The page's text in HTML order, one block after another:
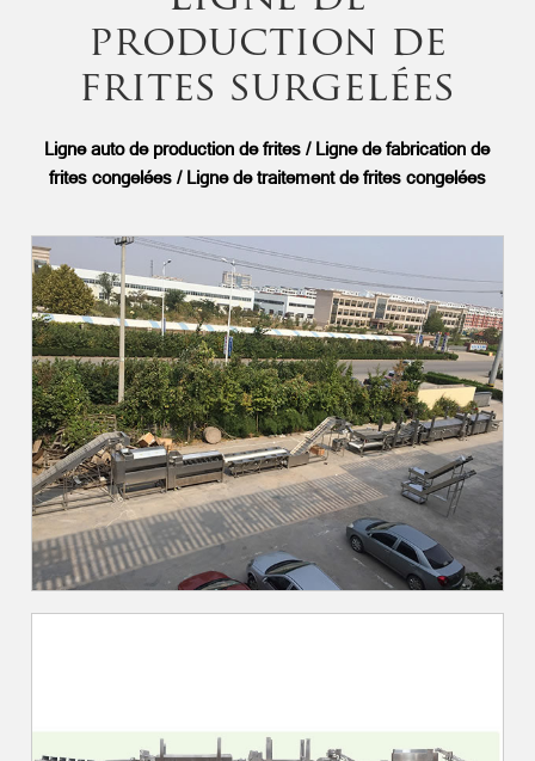
production de
frites surgelées
Ligne auto de production de frites / Ligne de fabrication de
frites congelées / Ligne de traitement de frites congelées